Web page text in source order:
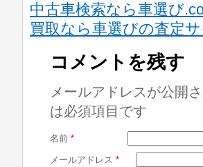
中古車検索なら車選び
買取なら車選びの査定
コメントを残す
メールアドレスが公開
は必須項目です
名前 *
メールアドレス *